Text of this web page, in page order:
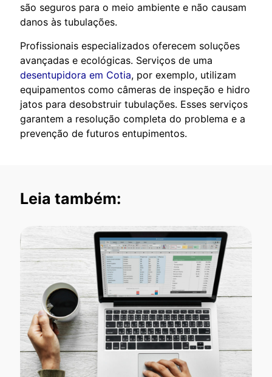
são seguros para o meio ambiente e não causam
danos às tubulações.
Profissionais especializados oferecem soluções
avançadas e ecológicas. Serviços de uma
desentupidora em Cotia, por exemplo, utilizam
equipamentos como câmeras de inspeção e hidro
jatos para desobstruir tubulações. Esses serviços
garantem a resolução completa do problema e a
prevenção de futuros entupimentos.
Leia também: